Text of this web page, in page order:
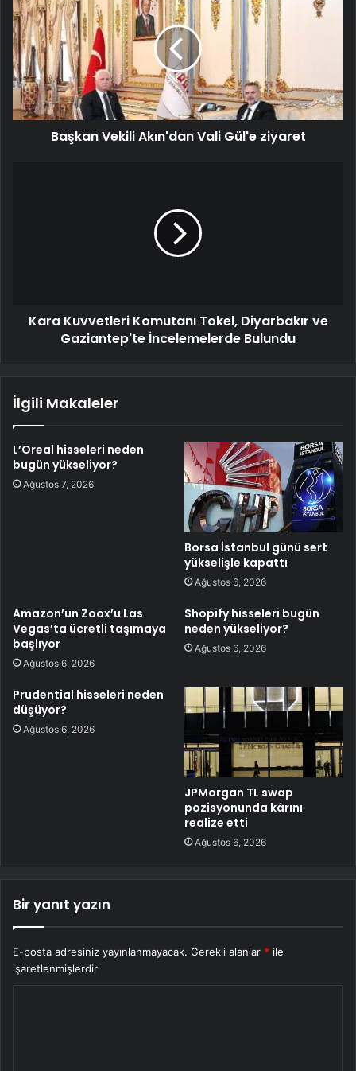
Başkan Vekili Akın'dan Vali Gül'e ziyaret
Kara Kuvvetleri Komutanı Tokel, Diyarbakır ve
Gaziantep'te İncelemelerde Bulundu
İlgili Makaleler
L’Oreal hisseleri neden
bugün yükseliyor?
Ağustos 7, 2026
Borsa İstanbul günü sert
yükselişle kapattı
Ağustos 6, 2026
Amazon’un Zoox’u Las
Vegas’ta ücretli taşımaya
başlıyor
Ağustos 6, 2026
Shopify hisseleri bugün
neden yükseliyor?
Ağustos 6, 2026
Prudential hisseleri neden
düşüyor?
Ağustos 6, 2026
JPMorgan TL swap
pozisyonunda kârını
realize etti
Ağustos 6, 2026
Bir yanıt yazın
E-posta adresiniz yayınlanmayacak. Gerekli alanlar * ile
işaretlenmişlerdir